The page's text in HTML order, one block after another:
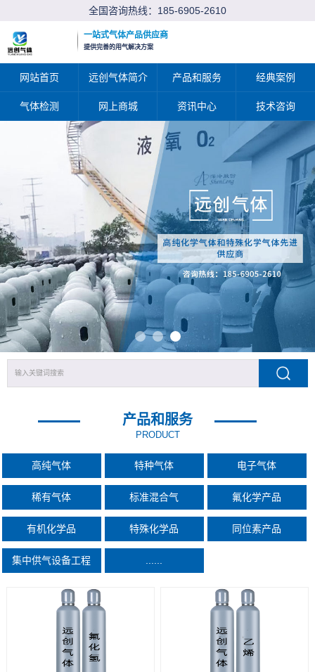
全国咨询热线： 185-6905-2610
一站式气体产品供应商
提供完善的用气解决方案
网站首页 远创气体简介 产品和服务 经典案例
气体检测 网上商城 资讯中心 技术咨询
产品和服务
PRODUCT
高纯气体 特种气体 电子气体
稀有气体 标准混合气 氟化学产品
有机化学品 特殊化学品 同位素产品
集中供气设备工程 ......